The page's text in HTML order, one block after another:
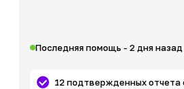
Последняя помощь - 2 дня назад
12 подтвержденных